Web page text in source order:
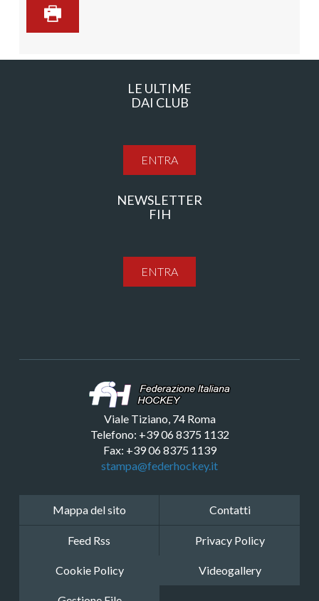
LE ULTIME
DAI CLUB
ENTRA
NEWSLETTER
FIH
ENTRA
Viale Tiziano, 74 Roma
Telefono: +39 06 8375 1132
Fax: +39 06 8375 1139
stampa@federhockey.it
Mappa del sito Contatti
Feed Rss Privacy Policy
Cookie Policy Videogallery